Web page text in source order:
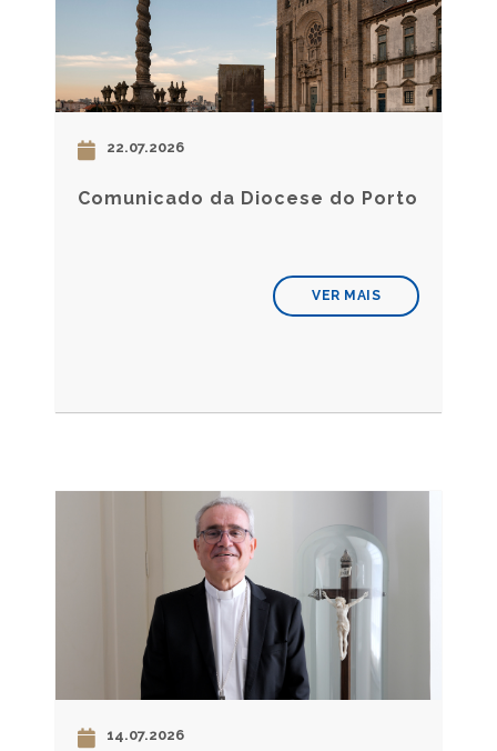
22.07.2026
Comunicado da Diocese do Porto
VER MAIS
14.07.2026